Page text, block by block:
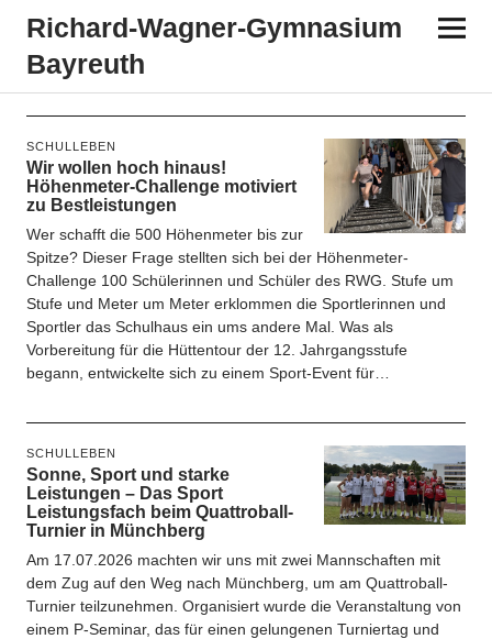
Richard-​​Wagner-​​Gymnasium
Bayreuth
Schlagwort:
SCHULLEBEN
Wir wollen hoch hinaus!
Höhenmeter-Challenge motiviert
zu Bestleistungen
Wer schafft die 500 Höhenmeter bis zur
Spitze? Dieser Frage stellten sich bei der Höhenmeter-
Challenge 100 Schülerinnen und Schüler des RWG. Stufe um
Stufe und Meter um Meter erklommen die Sportlerinnen und
Sportler das Schulhaus ein ums andere Mal. Was als
Vorbereitung für die Hüttentour der 12. Jahrgangsstufe
begann, entwickelte sich zu einem Sport-Event für…
SCHULLEBEN
Sonne, Sport und starke
Leistungen – Das Sport
Leistungsfach beim Quattroball-
Turnier in Münchberg
Am 17.07.2026 machten wir uns mit zwei Mannschaften mit
dem Zug auf den Weg nach Münchberg, um am Quattroball-
Turnier teilzunehmen. Organisiert wurde die Veranstaltung von
einem P-Seminar, das für einen gelungenen Turniertag und